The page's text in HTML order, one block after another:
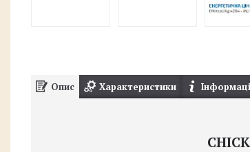
Опис Характеристики